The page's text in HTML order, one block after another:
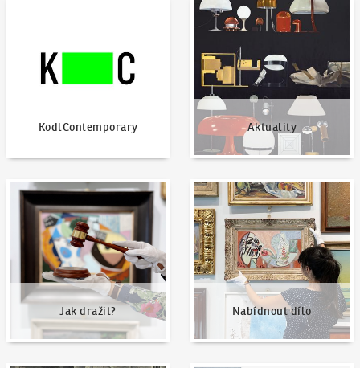
KodlContemporary Aktuality
Aktuality
Jak dražit?
Jak dražit?
Nabídnout dílo
Nabídnout dílo